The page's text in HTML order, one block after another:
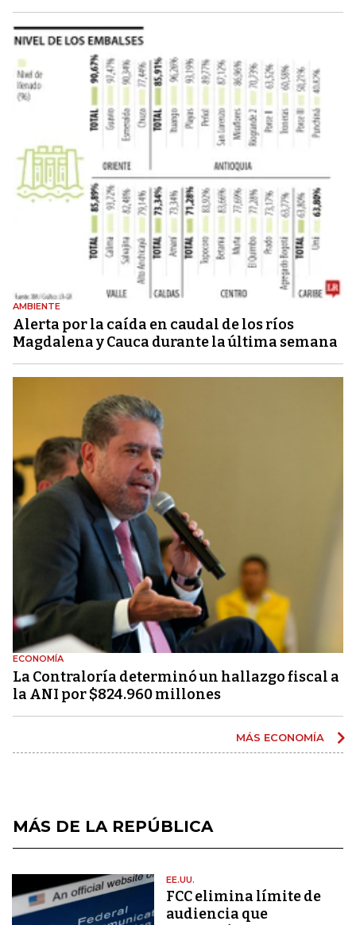
AMBIENTE
Alerta por la caída en caudal de los ríos
Magdalena y Cauca durante la última semana
ECONOMÍA
La Contraloría determinó un hallazgo fiscal a
la ANI por $824.960 millones
MÁS ECONOMÍA
MÁS DE LA REPÚBLICA
EE.UU.
FCC elimina límite de
audiencia que